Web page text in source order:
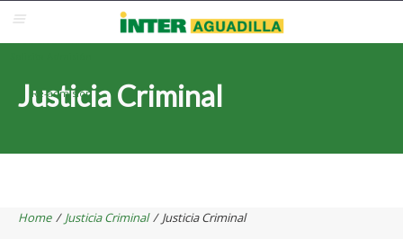
Correo Electrónico
Re-admisión
Justicia Criminal
Home / Justicia Criminal / Justicia Criminal